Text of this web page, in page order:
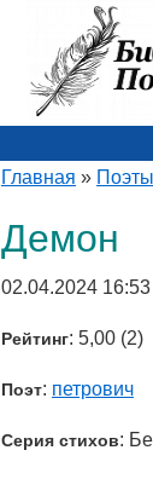
Главная » Поэты
Демон
02.04.2024 16:53
Рейтинг: 5,00 (2)
Поэт: петрович
Серия стихов: